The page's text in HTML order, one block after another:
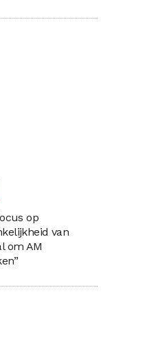
op
van
om AM